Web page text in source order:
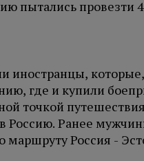
где и купили
точкой
Россию. Ранее
маршруту Россия -